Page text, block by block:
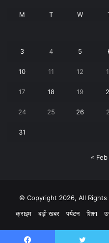
M T W
3 4 5
10 11 12
17 18 19
24 25 26
31
« Feb
© Copyright 2026, All Rights
क्राइम
बड़ी खबर पर्यटन शिक्षा